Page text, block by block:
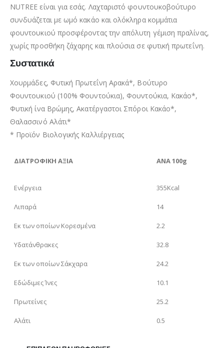
NUTREE είναι για εσάς. Λαχταριστό φουντουκοβούτυρο
συνδυάζεται με ωμό κακάο και ολόκληρα κομμάτια
φουντουκιού προσφέροντας την απόλυτη γέμιση πραλίνας,
χωρίς προσθήκη ζάχαρης και πλούσια σε φυτική πρωτεΐνη.
Συστατικά
Χουρμάδες, Φυτική Πρωτεΐνη Αρακά*, Βούτυρο
Φουντουκιού (100% Φουντούκια), Φουντούκια, Κακάο*,
Φυτική ίνα Βρώμης, Ακατέργαστοι Σπόροι Κακάο*,
Θαλασσινό Αλάτι*
* Προϊόν Βιολογικής Καλλιέργειας
ΔΙΑΤΡΟΦΙΚΗ ΑΞΙΑ ΑΝΑ 100g
Ενέργεια 355Kcal
Λιπαρά 14
Εκ των οποίων Κορεσμένα 2.2
Υδατάνθρακες 32.8
Εκ των οποίων Σάκχαρα 24.2
Εδώδιμες Ίνες 10.1
Πρωτείνες 25.2
Αλάτι 0.5